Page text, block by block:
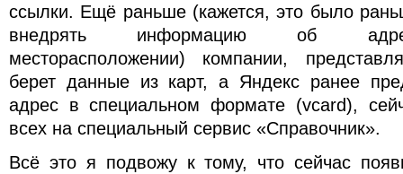
ссылки. Ещё раньше (кажется, это было
внедрять информацию об
месторасположении) компании,
берет данные из карт, а Яндекс ранее
адрес в специальном формате (vcard),
всех на специальный сервис «Справочник».
Всё это я подвожу к тому, что сейчас